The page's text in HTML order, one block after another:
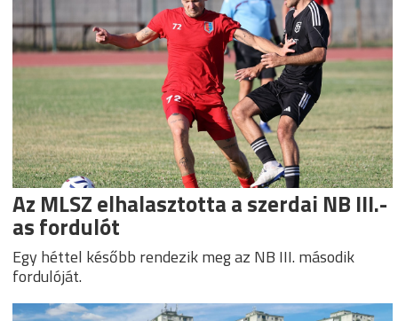
Az MLSZ elhalasztotta a szerdai NB III.-
as fordulót
Egy héttel később rendezik meg az NB III. második
fordulóját.